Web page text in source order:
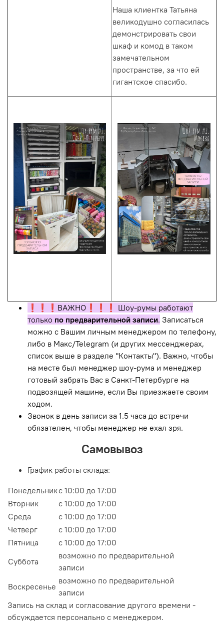
Наша клиентка Татьяна
великодушно согласилась
демонстрировать свои
шкаф и комод в таком
замечательном
пространстве, за что ей
гигантское спасибо.
❗️❗️❗️ ВАЖНО ❗️❗️❗️
Шоу-румы работают
только по предварительной записи. Записаться
можно с Вашим личным менеджером по телефону,
либо в Макс/Telegram (и других мессенджерах,
список выше в разделе "Контакты"). Важно, чтобы
на месте был менеджер шоу-рума и менеджер
готовый забрать Вас в Санкт-Петербурге на
подвозящей машине, если Вы приезжаете своим
ходом.
Звонок в день записи за 1.5 часа до встречи
обязателен, чтобы менеджер не ехал зря.
Самовывоз
График работы склада:
Понедельникс 10:00 до 17:00
Вторник
с 10:00 до 17:00
Среда
с 10:00 до 17:00
Четверг
с 10:00 до 17:00
Пятница
с 10:00 до 17:00
Суббота
возможно по предварительной
записи
Воскресенье
возможно по предварительной
записи
Запись на склад и согласование другого времени -
обсуждается персонально с менеджером.